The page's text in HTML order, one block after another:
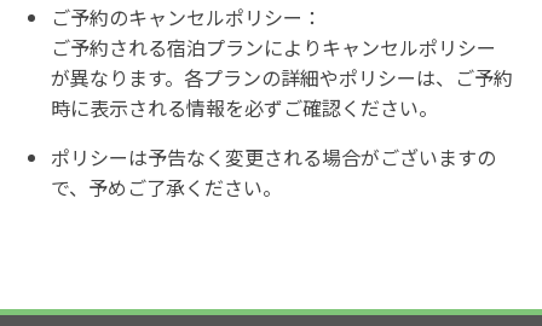
ご予約のキャンセルポリシー：
ご予約される宿泊プランによりキャンセルポリシー
が異なります。各プランの詳細やポリシーは、ご予約
時に表示される情報を必ずご確認ください。
ポリシーは予告なく変更される場合がございますの
で、予めご了承ください。